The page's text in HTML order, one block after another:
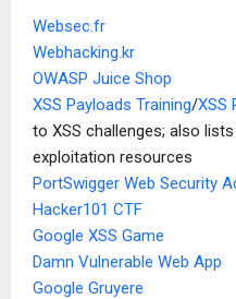
Websec.fr
Webhacking.kr
OWASP Juice Shop
XSS Payloads Training/XSS
to XSS challenges; also
exploitation resources
PortSwigger Web Security
Hacker101 CTF
Google XSS Game
Damn Vulnerable Web App
Google Gruyere